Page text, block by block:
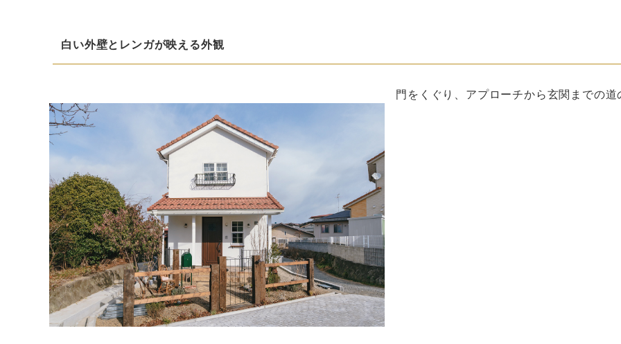
白い外壁とレンガが映える外観
門をくぐり、アプローチから玄関までの